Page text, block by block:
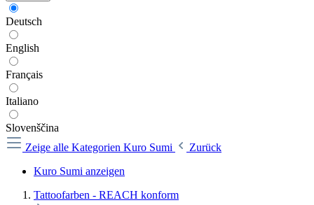
Deutsch
English
Français
Italiano
Slovenščina
Zeige alle Kategorien Kuro Sumi
Zurück
Kuro Sumi anzeigen
Tattoofarben - REACH konform